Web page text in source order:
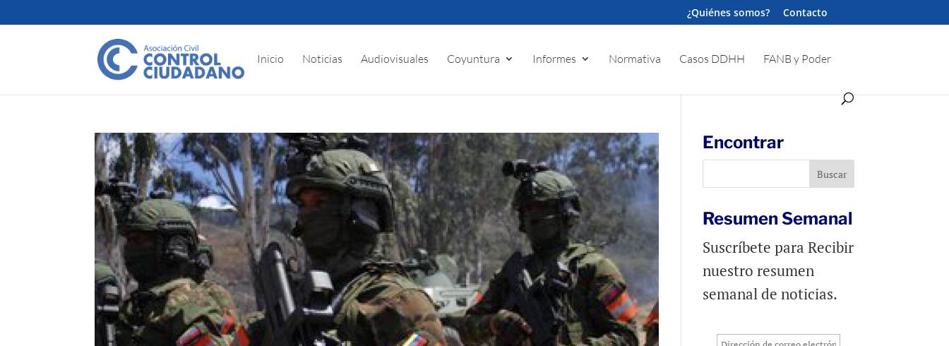
¿Quiénes somos? Contacto
Inicio Noticias Audiovisuales Coyuntura Informes Normativa Casos DDHH FANB y Poder
Encontrar
Resumen Semanal
Suscríbete para Recibir
nuestro resumen
semanal de noticias.